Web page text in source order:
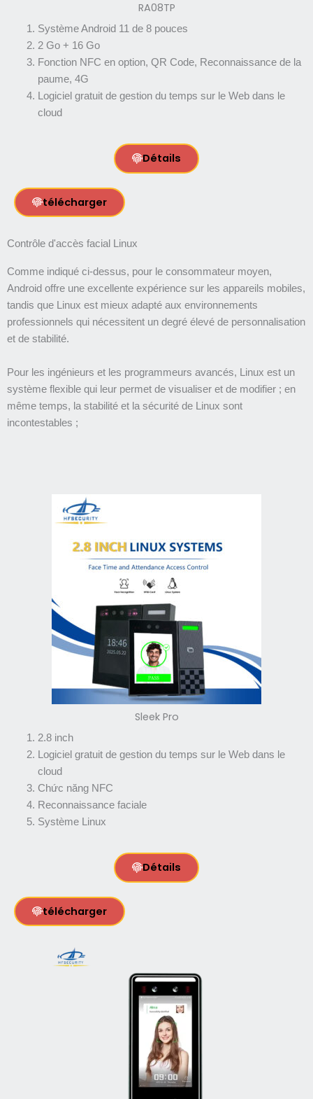
RA08TP
Système Android 11 de 8 pouces
2 Go + 16 Go
Fonction NFC en option, QR Code, Reconnaissance de la
paume, 4G
Logiciel gratuit de gestion du temps sur le Web dans le
cloud
Détails
télécharger
Contrôle d'accès facial Linux
Comme indiqué ci-dessus, pour le consommateur moyen,
Android offre une excellente expérience sur les appareils mobiles,
tandis que Linux est mieux adapté aux environnements
professionnels qui nécessitent un degré élevé de personnalisation
et de stabilité.
Pour les ingénieurs et les programmeurs avancés, Linux est un
système flexible qui leur permet de visualiser et de modifier ; en
même temps, la stabilité et la sécurité de Linux sont
incontestables ;
Sleek Pro
2.8 inch
Logiciel gratuit de gestion du temps sur le Web dans le
cloud
Chức năng NFC
Reconnaissance faciale
Système Linux
Détails
télécharger